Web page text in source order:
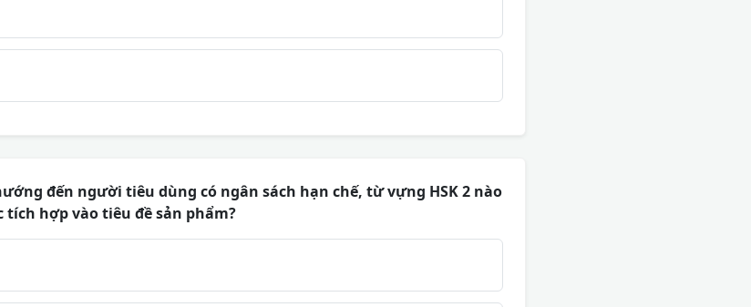
đến người tiêu dùng có ngân sách hạn chế, từ vựng HSK 2 nào
hợp vào tiêu đề sản phẩm?